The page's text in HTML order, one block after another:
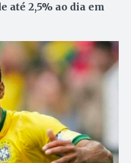
até 2,5% ao dia em